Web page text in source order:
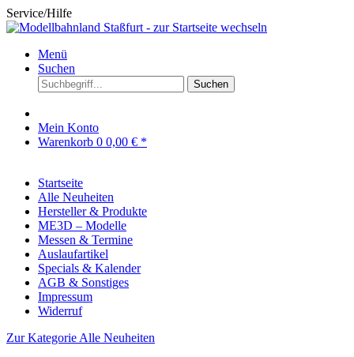
Service/Hilfe
Menü
Suchen
Suchen
Mein Konto
Warenkorb 0 0,00 € *
Startseite
Alle Neuheiten
Hersteller & Produkte
ME3D – Modelle
Messen & Termine
Auslaufartikel
Specials & Kalender
AGB & Sonstiges
Impressum
Widerruf
Zur Kategorie Alle Neuheiten